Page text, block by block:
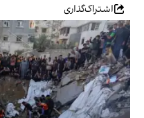
اشتراک‌گذاری